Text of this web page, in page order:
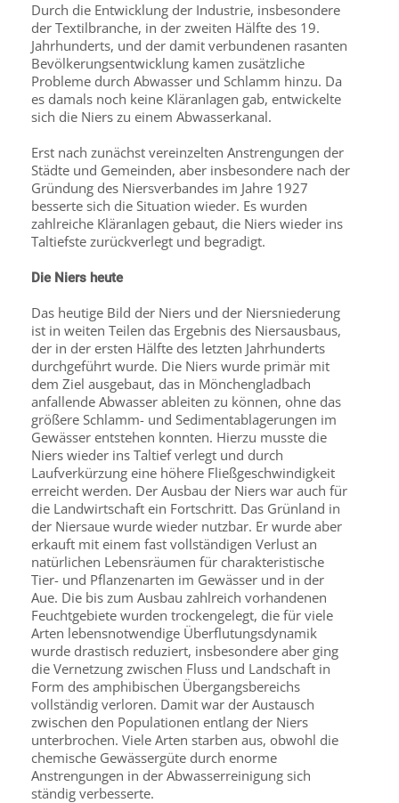
Durch die Entwicklung der Industrie, insbesondere
der Textilbranche, in der zweiten Hälfte des 19.
Jahrhunderts, und der damit verbundenen rasanten
Bevölkerungsentwicklung kamen zusätzliche
Probleme durch Abwasser und Schlamm hinzu. Da
es damals noch keine Kläranlagen gab, entwickelte
sich die Niers zu einem Abwasserkanal.
Erst nach zunächst vereinzelten Anstrengungen der
Städte und Gemeinden, aber insbesondere nach der
Gründung des Niersverbandes im Jahre 1927
besserte sich die Situation wieder. Es wurden
zahlreiche Kläranlagen gebaut, die Niers wieder ins
Taltiefste zurückverlegt und begradigt.
Die Niers heute
Das heutige Bild der Niers und der Niersniederung
ist in weiten Teilen das Ergebnis des Niersausbaus,
der in der ersten Hälfte des letzten Jahrhunderts
durchgeführt wurde. Die Niers wurde primär mit
dem Ziel ausgebaut, das in Mönchengladbach
anfallende Abwasser ableiten zu können, ohne das
größere Schlamm- und Sedimentablagerungen im
Gewässer entstehen konnten. Hierzu musste die
Niers wieder ins Taltief verlegt und durch
Laufverkürzung eine höhere Fließgeschwindigkeit
erreicht werden. Der Ausbau der Niers war auch für
die Landwirtschaft ein Fortschritt. Das Grünland in
der Niersaue wurde wieder nutzbar. Er wurde aber
erkauft mit einem fast vollständigen Verlust an
natürlichen Lebensräumen für charakteristische
Tier- und Pflanzenarten im Gewässer und in der
Aue. Die bis zum Ausbau zahlreich vorhandenen
Feuchtgebiete wurden trockengelegt, die für viele
Arten lebensnotwendige Überflutungsdynamik
wurde drastisch reduziert, insbesondere aber ging
die Vernetzung zwischen Fluss und Landschaft in
Form des amphibischen Übergangsbereichs
vollständig verloren. Damit war der Austausch
zwischen den Populationen entlang der Niers
unterbrochen. Viele Arten starben aus, obwohl die
chemische Gewässergüte durch enorme
Anstrengungen in der Abwasserreinigung sich
ständig verbesserte.